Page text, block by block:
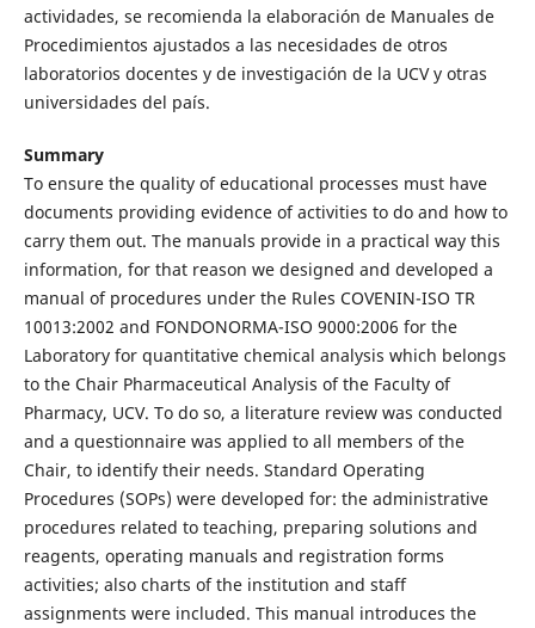
actividades, se recomienda la elaboración de Manuales de
Procedimientos ajustados a las necesidades de otros
laboratorios docentes y de investigación de la UCV y otras
universidades del país.
Summary
To ensure the quality of educational processes must have
documents providing evidence of activities to do and how to
carry them out. The manuals provide in a practical way this
information, for that reason we designed and developed a
manual of procedures under the Rules COVENIN-ISO TR
10013:2002 and FONDONORMA-ISO 9000:2006 for the
Laboratory for quantitative chemical analysis which belongs
to the Chair Pharmaceutical Analysis of the Faculty of
Pharmacy, UCV. To do so, a literature review was conducted
and a questionnaire was applied to all members of the
Chair, to identify their needs. Standard Operating
Procedures (SOPs) were developed for: the administrative
procedures related to teaching, preparing solutions and
reagents, operating manuals and registration forms
activities; also charts of the institution and staff
assignments were included. This manual introduces the